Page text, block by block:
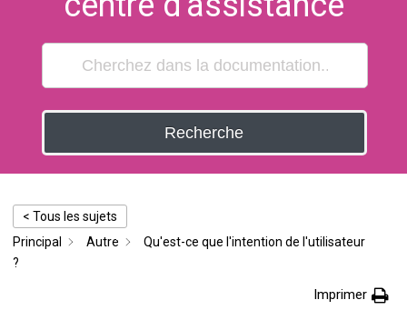
Recherche
< Tous les sujets
Principal
Autre
Qu'est-ce que l'intention de l'utilisateur
?
Imprimer